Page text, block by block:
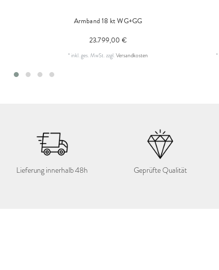
Armband 18 kt WG+GG
23.799,00 €
* inkl. ges. MwSt.zzgl.Versandkosten *
Lieferung innerhalb 48h Geprüfte Qualität